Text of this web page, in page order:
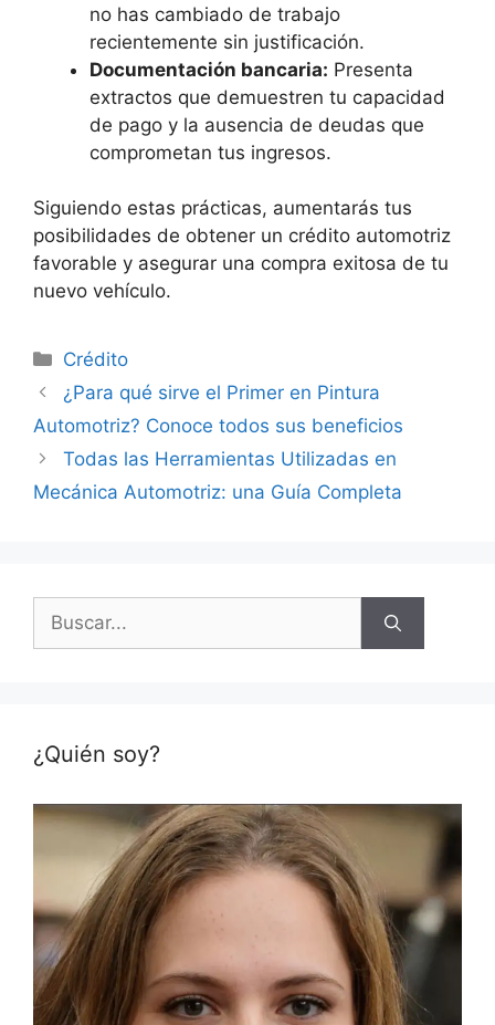
no has cambiado de trabajo
recientemente sin justificación.
Documentación bancaria: Presenta
extractos que demuestren tu capacidad
de pago y la ausencia de deudas que
comprometan tus ingresos.
Siguiendo estas prácticas, aumentarás tus
posibilidades de obtener un crédito automotriz
favorable y asegurar una compra exitosa de tu
nuevo vehículo.
Categorías
Crédito
¿Para qué sirve el Primer en Pintura
Automotriz? Conoce todos sus beneficios
Todas las Herramientas Utilizadas en
Mecánica Automotriz: una Guía Completa
Buscar:
¿Quién soy?